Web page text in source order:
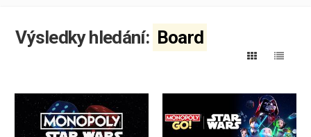
Výsledky hledání: Board